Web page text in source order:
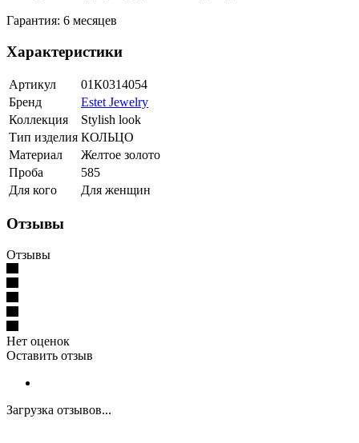
Гарантия: 6 месяцев
Характеристики
Артикул
01К0314054
Бренд
Estet Jewelry
Коллекция
Stylish look
Тип изделия КОЛЬЦО
Материал
Желтое золото
Проба
585
Для кого
Для женщин
Отзывы
Отзывы
Нет оценок
Оставить отзыв
Загрузка отзывов...